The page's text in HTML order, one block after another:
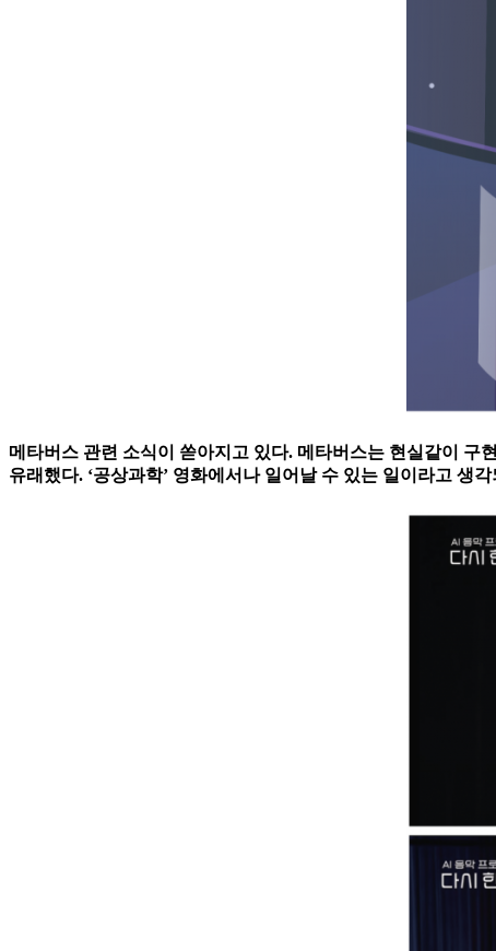
메타버스 관련 소식이 쏟아지고 있다. 메타버스는 현실같이 구
유래했다. ‘공상과학’ 영화에서나 일어날 수 있는 일이라고 생